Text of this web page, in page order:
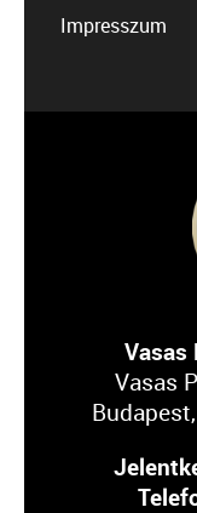
Impresszum
Vasas
Vasas